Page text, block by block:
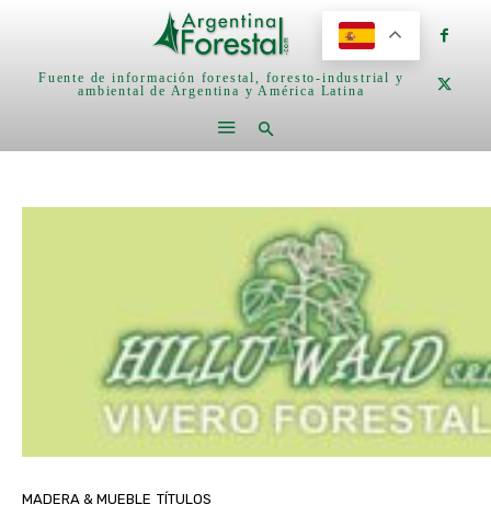
Fuente de información forestal, foresto-industrial y
ambiental de Argentina y América Latina
MADERA & MUEBLE TÍTULOS